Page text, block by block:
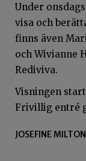
Under
visa och
finns även
och Wivianne
Rediviva.
Visningen
Frivillig entré
JOSEFINE MILTON